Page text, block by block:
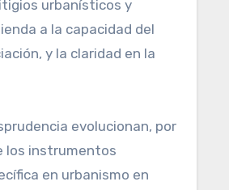
urbanísticos y
a la capacidad del
y la claridad en la
evolucionan, por
los instrumentos
en urbanismo en